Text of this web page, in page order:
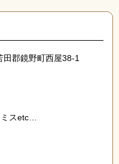
郡鏡野町西屋38-1
スetc…